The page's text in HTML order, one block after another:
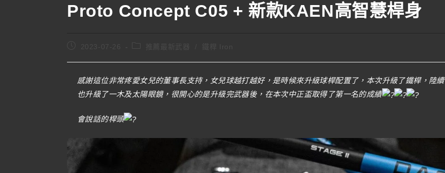
Proto Concept C05 + 新款KAEN高智慧桿身
2023-07-26 鐵桿 Iron
感謝這位非常疼愛女兒的董事長支持，女兒球越打越好，是時候來升級球桿配置了，本次升級了鐵桿，陸續
也升級了一木及太陽眼鏡，很開心的是升級完武器後，在本次中正盃取得了第一名的成績
會說話的桿頭